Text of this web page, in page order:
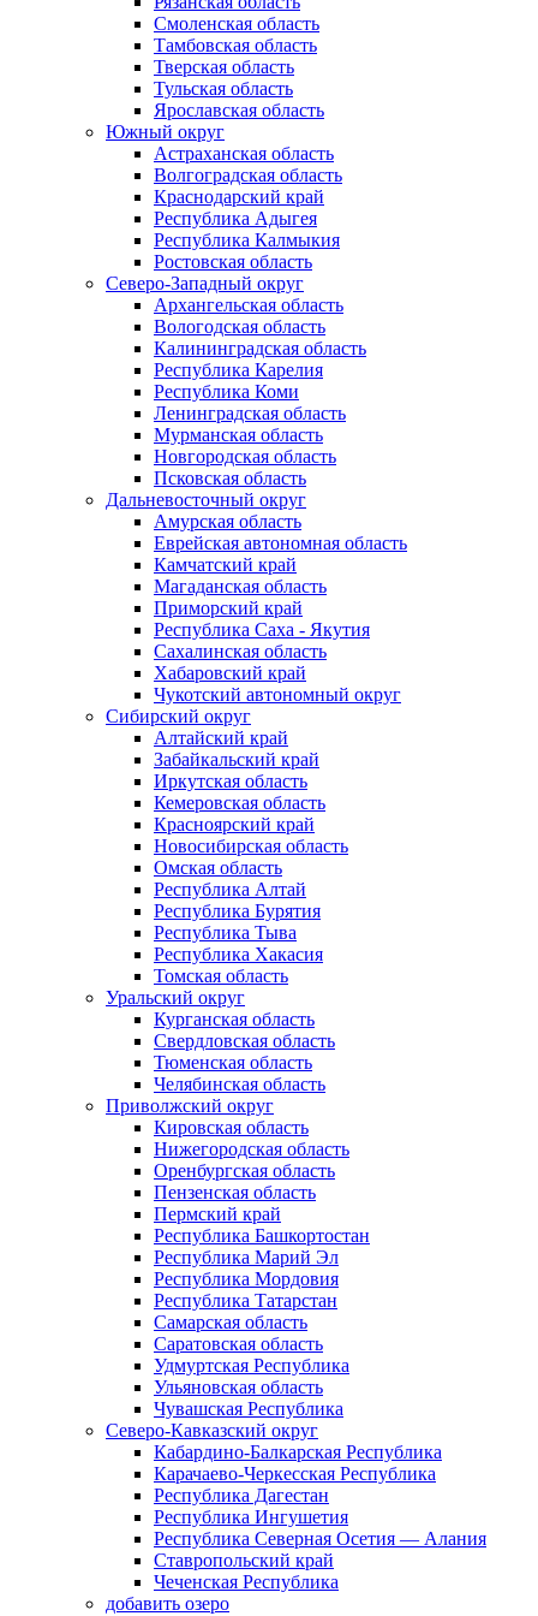
Смоленская область
Тамбовская область
Тверская область
Тульская область
Ярославская область
Южный округ
Астраханская область
Волгоградская область
Краснодарский край
Республика Адыгея
Республика Калмыкия
Ростовская область
Северо-Западный округ
Архангельская область
Вологодская область
Калининградская область
Республика Карелия
Республика Коми
Ленинградская область
Мурманская область
Новгородская область
Псковская область
Дальневосточный округ
Амурская область
Еврейская автономная область
Камчатский край
Магаданская область
Приморский край
Республика Саха - Якутия
Сахалинская область
Хабаровский край
Чукотский автономный округ
Сибирский округ
Алтайский край
Забайкальский край
Иркутская область
Кемеровская область
Красноярский край
Новосибирская область
Омская область
Республика Алтай
Республика Бурятия
Республика Тыва
Республика Хакасия
Томская область
Уральский округ
Курганская область
Свердловская область
Тюменская область
Челябинская область
Приволжский округ
Кировская область
Нижегородская область
Оренбургская область
Пензенская область
Пермский край
Республика Башкортостан
Республика Марий Эл
Республика Мордовия
Республика Татарстан
Самарская область
Саратовская область
Удмуртская Республика
Ульяновская область
Чувашская Республика
Северо-Кавказский округ
Кабардино-Балкарская Республика
Карачаево-Черкесская Республика
Республика Дагестан
Республика Ингушетия
Республика Северная Осетия — Алания
Ставропольский край
Чеченская Республика
добавить озеро